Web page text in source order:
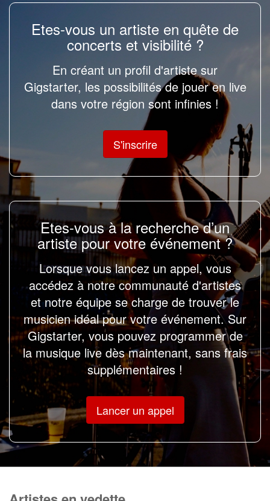
Etes-vous un artiste en quête de
concerts et visibilité ?
En créant un profil d'artiste sur
Gigstarter, les possibilités de jouer en live
dans votre région sont infinies !
S'inscrire
Etes-vous à la recherche d’un
artiste pour votre événement ?
Lorsque vous lancez un appel, vous
accédez à notre communauté d'artistes
et notre équipe se charge de trouver le
musicien idéal pour votre événement. Sur
Gigstarter, vous pouvez programmer de
la musique live dès maintenant, sans frais
supplémentaires !
Lancer un appel